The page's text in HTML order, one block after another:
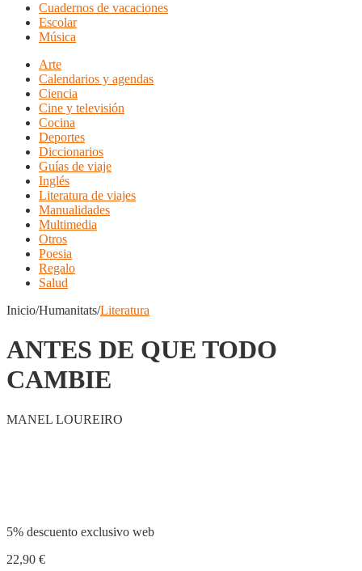
Cuadernos de vacaciones
Escolar
Música
Arte
Calendarios y agendas
Ciencia
Cine y televisión
Cocina
Deportes
Diccionarios
Guías de viaje
Inglés
Literatura de viajes
Manualidades
Multimedia
Otros
Poesia
Regalo
Salud
Inicio/Humanitats/Literatura
ANTES DE QUE TODO
CAMBIE
MANEL LOUREIRO
5% descuento exclusivo web
22,90 €